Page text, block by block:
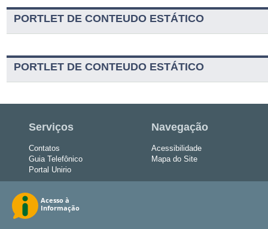
PORTLET DE CONTEUDO ESTÁTICO
PORTLET DE CONTEUDO ESTÁTICO
Serviços
Contatos
Guia Telefônico
Portal Unirio
Navegação
Acessibilidade
Mapa do Site